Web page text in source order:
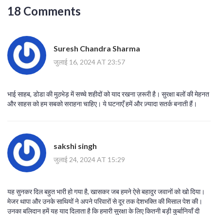
18 Comments
Suresh Chandra Sharma
जुलाई 16, 2024 AT 23:57
भाई साहब, डोडा की मुठभेड़ में सच्चे शहीदों को याद रखना ज़रूरी है। सुरक्षा बलों की मेहनत
और साहस को हम सबको सराहना चाहिए। ये घटनाएँ हमें और ज़्यादा सतर्क बनाती हैं।
sakshi singh
जुलाई 24, 2024 AT 15:29
यह सुनकर दिल बहुत भारी हो गया है, खासकर जब हमने ऐसे बहादुर जवानों को खो दिया।
मेजर थापा और उनके साथियों ने अपने परिवारों से दूर तक देशभक्ति की मिसाल पेश की।
उनका बलिदान हमें यह याद दिलाता है कि हमारी सुरक्षा के लिए कितनी बड़ी कुर्बानियाँ दी